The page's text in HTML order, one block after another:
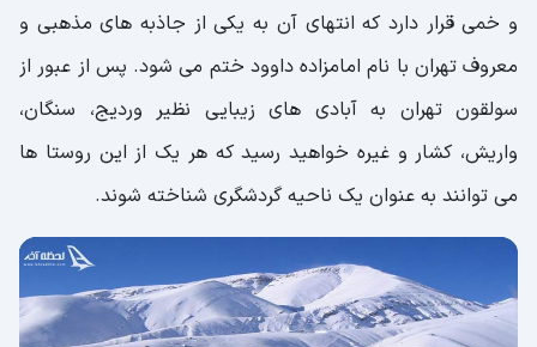
و خمی قرار دارد که انتهای آن به یکی از جاذبه های مذهبی و
معروف تهران با نام امامزاده داوود ختم می شود. پس از عبور از
سولقون تهران به آبادی های زیبایی نظیر وردیج، سنگان،
واریش، کشار و غیره خواهید رسید که هر یک از این روستا ها
می توانند به عنوان یک ناحیه گردشگری شناخته شوند.